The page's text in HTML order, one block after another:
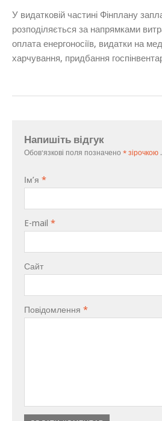
У видатковій частині Фінплану
розподіляється за напрямками
оплата енергоносіїв, видатки на
харчування, придбання
Напишіть відгук
Обов'язкові поля позначено * зірочкою .
Ім’я *
E-mail *
Сайт
Повідомлення *